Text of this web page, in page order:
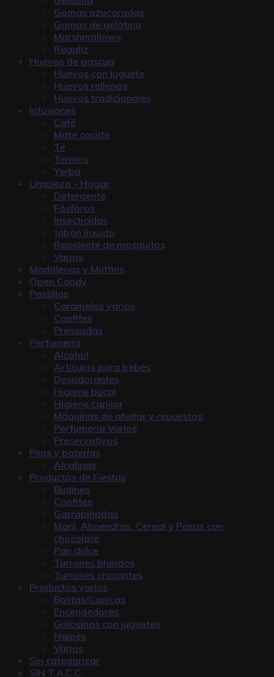
Gomas azucaradas
Gomas de gelatina
Marshmallows
Regaliz
Huevos de pascua
Huevos con juguete
Huevos rellenos
Huevos tradicionales
Infusiones
Café
Mate cocido
Té
Termos
Yerba
Limpieza - Hogar
Detergente
Fósforos
Insecticidas
Jabón líquido
Repelente de mosquitos
Varios
Madalenas y Muffins
Open Candy
Pastillas
Caramelos varios
Confites
Prensadas
Perfumería
Alcohol
Artículos para bebés
Desodorantes
Higiene bucal
Higiene capilar
Máquinas de afeitar y repuestos
Perfumeria Varios
Preservativos
Pilas y baterías
Alcalinas
Productos de Fiestas
Budines
Confites
Garrapiñadas
Maní, Almendras, Cereal y Pasas con
chocolate
Pan dulce
Turrones blandos
Turrones crocantes
Productos varios
Bolitas/Canicas
Encendedores
Golosinas con juguetes
Naipes
Varios
Sin categorizar
SIN T.A.C.C.